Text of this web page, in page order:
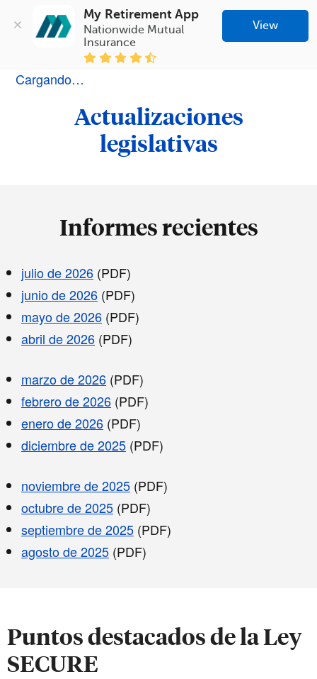
My Retirement App
Nationwide Mutual
Insurance
View
Cargando…
Actualizaciones
legislativas
Informes recientes
julio de 2026 (PDF)
junio de 2026 (PDF)
mayo de 2026 (PDF)
abril de 2026 (PDF)
marzo de 2026 (PDF)
febrero de 2026 (PDF)
enero de 2026 (PDF)
diciembre de 2025 (PDF)
noviembre de 2025 (PDF)
octubre de 2025 (PDF)
septiembre de 2025 (PDF)
agosto de 2025 (PDF)
Puntos destacados de la Ley
SECURE